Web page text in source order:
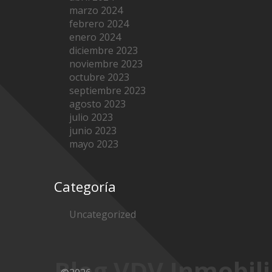
marzo 2024
febrero 2024
enero 2024
diciembre 2023
noviembre 2023
octubre 2023
septiembre 2023
agosto 2023
julio 2023
junio 2023
mayo 2023
Categoría
Uncategorized